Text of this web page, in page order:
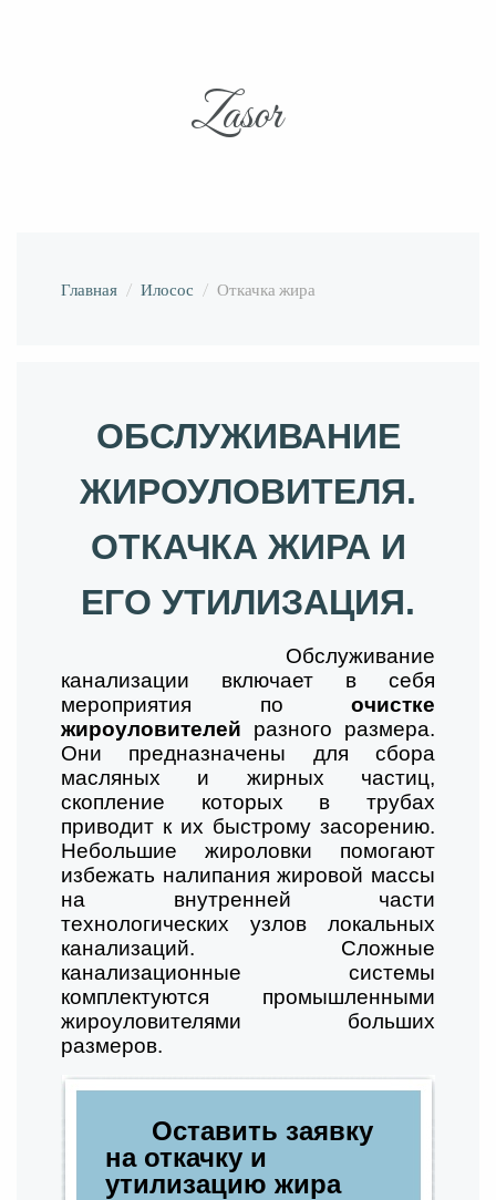
Zasor
Главная Илосос Откачка жира
ОБСЛУЖИВАНИЕ
ЖИРОУЛОВИТЕЛЯ.
ОТКАЧКА ЖИРА И
ЕГО УТИЛИЗАЦИЯ.
Обслуживание
канализации включает в себя
мероприятия по очистке
жироуловителей разного размера.
Они предназначены для сбора
масляных и жирных частиц,
скопление которых в трубах
приводит к их быстрому засорению.
Небольшие жироловки помогают
избежать налипания жировой массы
на внутренней части
технологических узлов локальных
канализаций. Сложные
канализационные системы
комплектуются промышленными
жироуловителями больших
размеров.
Оставить заявку
на откачку и
утилизацию жира